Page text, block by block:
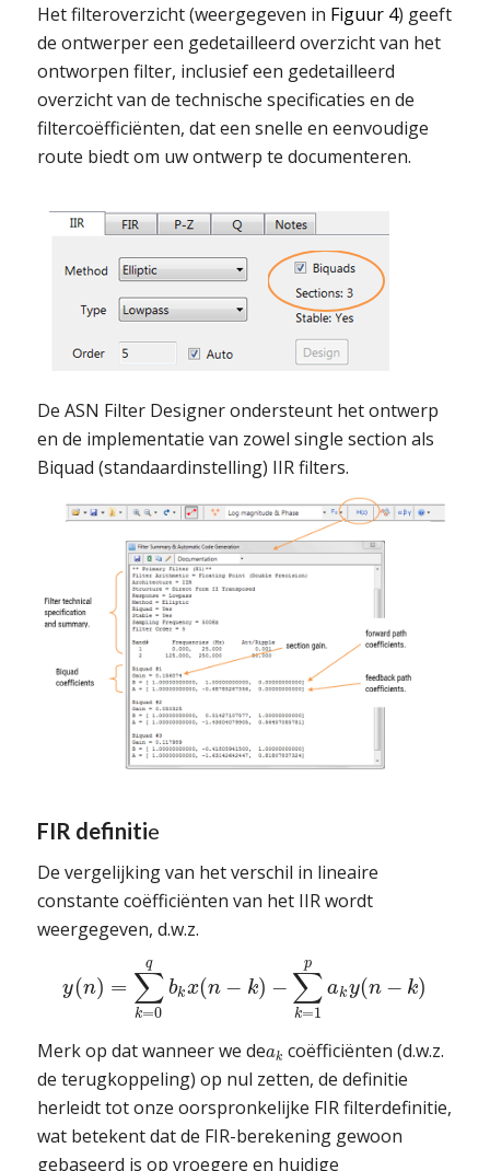
Het filteroverzicht (weergegeven in Figuur 4) geeft
de ontwerper een gedetailleerd overzicht van het
ontworpen filter, inclusief een gedetailleerd
overzicht van de technische specificaties en de
filtercoëfficiënten, dat een snelle en eenvoudige
route biedt om uw ontwerp te documenteren.
De ASN Filter Designer ondersteunt het ontwerp
en de implementatie van zowel single section als
Biquad (standaardinstelling) IIR filters.
FIR definitie
De vergelijking van het verschil in lineaire
constante coëfficiënten van het IIR wordt
weergegeven, d.w.z.
y(n) = ∑
k=0
q
bkx(n − k) − ∑
k=1
p
aky(n − k)
Merk op dat wanneer we deak coëfficiënten (d.w.z.
de terugkoppeling) op nul zetten, de definitie
herleidt tot onze oorspronkelijke FIR filterdefinitie,
wat betekent dat de FIR-berekening gewoon
gebaseerd is op vroegere en huidige